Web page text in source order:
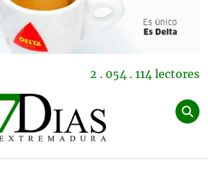
2 . 054 . 114 lectores